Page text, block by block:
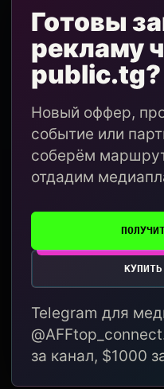
Готовы
рекламу
public.tg?
Новый оффер,
событие или
соберём
отдадим
Telegram для
за канал, $1000